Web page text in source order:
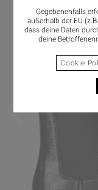
Gegebenenfalls
außerhalb der EU
dass deine Daten
deine
Cookie